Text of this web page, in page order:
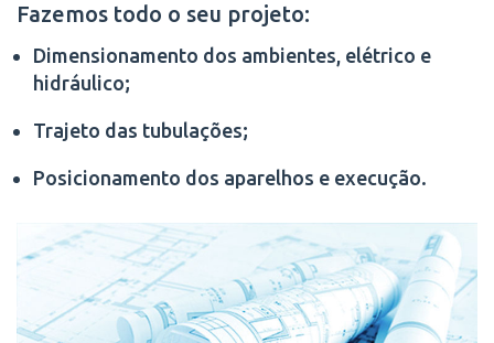
Fazemos todo o seu projeto:
Dimensionamento dos ambientes, elétrico e
hidráulico;
Trajeto das tubulações;
Posicionamento dos aparelhos e execução.